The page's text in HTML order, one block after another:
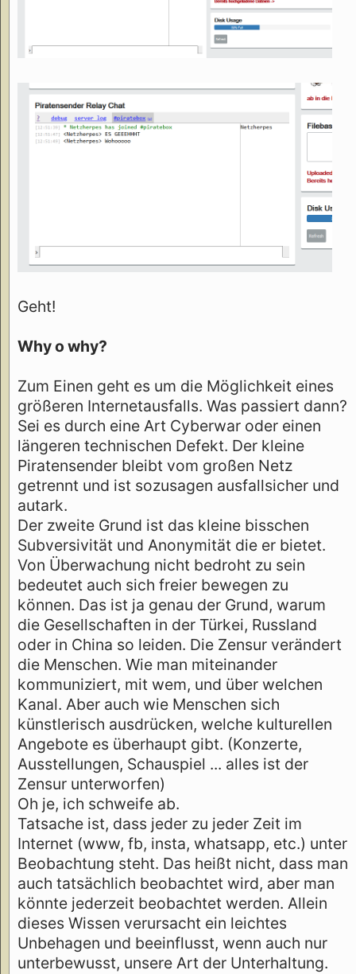
Geht!
Why o why?
Zum Einen geht es um die Möglichkeit eines
größeren Internetausfalls. Was passiert dann?
Sei es durch eine Art Cyberwar oder einen
längeren technischen Defekt. Der kleine
Piratensender bleibt vom großen Netz
getrennt und ist sozusagen ausfallsicher und
autark.
Der zweite Grund ist das kleine bisschen
Subversivität und Anonymität die er bietet.
Von Überwachung nicht bedroht zu sein
bedeutet auch sich freier bewegen zu
können. Das ist ja genau der Grund, warum
die Gesellschaften in der Türkei, Russland
oder in China so leiden. Die Zensur verändert
die Menschen. Wie man miteinander
kommuniziert, mit wem, und über welchen
Kanal. Aber auch wie Menschen sich
künstlerisch ausdrücken, welche kulturellen
Angebote es überhaupt gibt. (Konzerte,
Ausstellungen, Schauspiel ... alles ist der
Zensur unterworfen)
Oh je, ich schweife ab.
Tatsache ist, dass jeder zu jeder Zeit im
Internet (www, fb, insta, whatsapp, etc.) unter
Beobachtung steht. Das heißt nicht, dass man
auch tatsächlich beobachtet wird, aber man
könnte jederzeit beobachtet werden. Allein
dieses Wissen verursacht ein leichtes
Unbehagen und beeinflusst, wenn auch nur
unterbewusst, unsere Art der Unterhaltung.